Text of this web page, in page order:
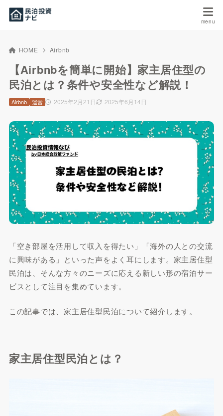
HOME Airbnb
【Airbnbを簡単に開始】家主居住型の
民泊とは？条件や安全性など解説！
2025年2月21日 2025年6月14日
Airbnb 運営
「空き部屋を活用して収入を得たい」「海外の人との交流
に興味がある」といった声をよく耳にします。家主居住型
民泊は、そんな方々のニーズに応える新しい形の宿泊サー
ビスとして注目を集めています。
この記事では、家主居住型民泊について紹介します。
家主居住型民泊とは？